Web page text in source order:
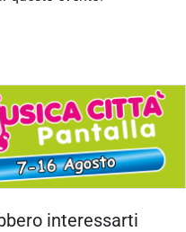
interessarti